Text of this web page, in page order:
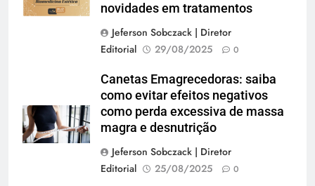
novidades em tratamentos
Jeferson Sobczack | Diretor
Editorial
29/08/2025 0
Canetas Emagrecedoras: saiba
como evitar efeitos negativos
como perda excessiva de massa
magra e desnutrição
Jeferson Sobczack | Diretor
Editorial
25/08/2025 0